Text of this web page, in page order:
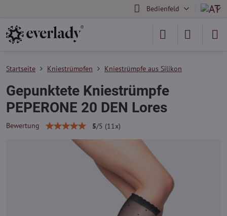
Bedienfeld
Startseite Kniestrümpfen Kniestrümpfe aus Silikon
Gepunktete Kniestrümpfe
PEPERONE 20 DEN Lores
Bewertung 5/5 (11 x)